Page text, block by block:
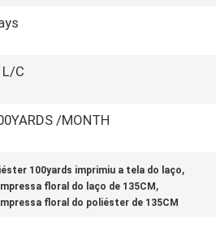
C
/MONTH
100yards imprimiu a tela do laço,
floral do laço de 135CM ,
floral do poliéster de 135CM